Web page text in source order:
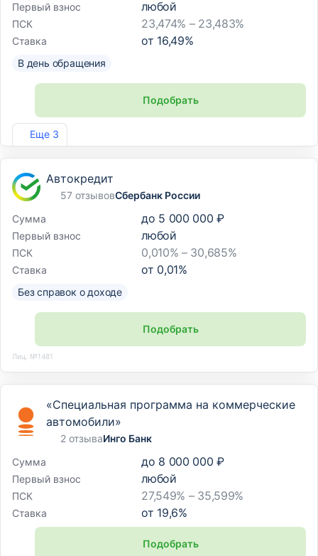
Еще 3
Первый взнос любой
ПСК 23,474% – 23,483%
Ставка от 16,49%
В день обращения
Подобрать
Лиц. №1810
Автокредит
57 отзывовСбербанк России
Сумма
до 5 000 000 ₽
Первый взнос любой
ПСК 0,010% – 30,685%
Ставка от 0,01%
Без справок о доходе
Подобрать
Лиц. №1481
«Специальная программа на коммерческие
автомобили»
2 отзываИнго Банк
Сумма
до 8 000 000 ₽
Первый взнос любой
ПСК 27,549% – 35,599%
Ставка от 19,6%
Подобрать